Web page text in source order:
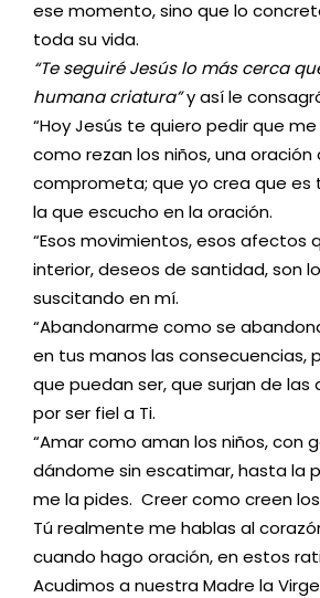
ese momento, sino que lo
toda su vida.
“Te seguiré Jesús lo más cerca
humana criatura”y así le
“Hoy Jesús te quiero pedir que
como rezan los niños, una oración
comprometa; que yo crea que es
la que escucho en la oración.
“Esos movimientos, esos afectos
interior, deseos de santidad, son
suscitando en mí.
“Abandonarme como se
en tus manos las consecuencias,
que puedan ser, que surjan de las
por ser fiel a Ti.
“Amar como aman los niños, con
dándome sin escatimar, hasta la
me la pides. Creer como creen
Tú realmente me hablas al
cuando hago oración, en estos
Acudimos a nuestra Madre la